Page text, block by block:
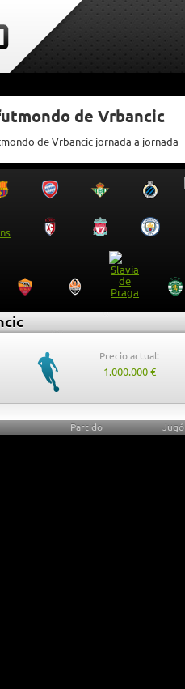
de Vrbancic
de Vrbancic jornada a jornada
Precio actual:
1.000.000 €
Partido Jugó